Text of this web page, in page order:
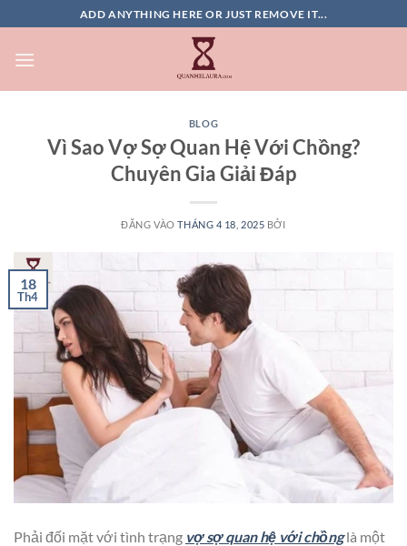
qua
nội
ADD ANYTHING HERE OR JUST REMOVE IT...
BLOG
Vì Sao Vợ Sợ Quan Hệ Với Chồng?
Chuyên Gia Giải Đáp
ĐĂNG VÀOTHÁNG 4 18, 2025 BỞI
18
Th4
Phải đối mặt với tình trạng vợ sợ quan hệ với chồnglà một